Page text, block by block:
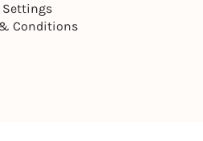
Settings
Conditions